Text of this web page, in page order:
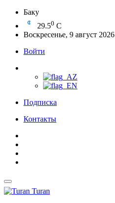
Баку
29.50 C
Воскресенье, 9 август 2026
Войти
Подписка
Контакты
Turan